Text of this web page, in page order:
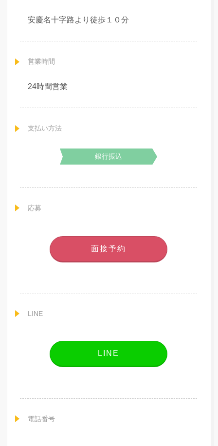
安慶名十字路より徒歩１０分
営業時間
24時間営業
支払い方法
銀行振込
応募
面接予約
LINE
LINE
電話番号